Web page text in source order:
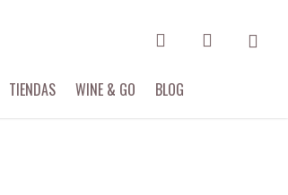
TIENDAS WINE & GO BLOG